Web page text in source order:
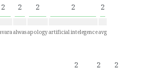
2 2
alwas
2
apology
2
artificial intelegence
2
avg
2 2 2